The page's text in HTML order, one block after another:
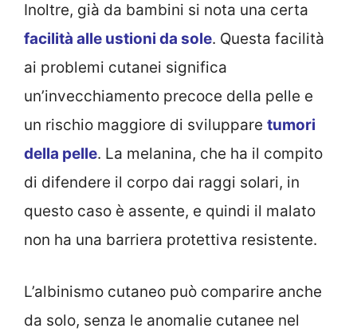
Inoltre, già da bambini si nota una certa
facilità alle ustioni da sole. Questa facilità
ai problemi cutanei significa
un’invecchiamento precoce della pelle e
un rischio maggiore di sviluppare tumori
della pelle. La melanina, che ha il compito
di difendere il corpo dai raggi solari, in
questo caso è assente, e quindi il malato
non ha una barriera protettiva resistente.
L’albinismo cutaneo può comparire anche
da solo, senza le anomalie cutanee nel